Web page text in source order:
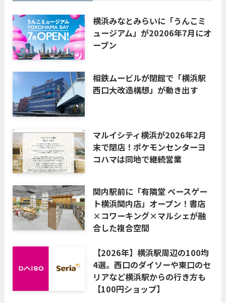
横浜みなとみらいに「うんこミ
ュージアム」が20206年7月にオ
ープン
相鉄ムービルが閉館で「横浜駅
西口大改造構想」が動き出す
マルイシティ横浜が2026年2月
末で閉店！ポケモンセンターヨ
コハマは同地で継続営業
関内駅前に「有隣堂 ベースゲー
ト横浜関内店」オープン！書店
×コワーキング×マルシェが融
合した複合空間
【2026年】横浜駅周辺の100均
4選。西口のダイソーや東口のセ
リアなど横浜駅からの行き方も
【100円ショップ】